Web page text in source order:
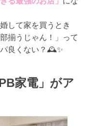
して家を買うとき
揃うじゃん！」って
良くない？🕰️✨
家電」がア